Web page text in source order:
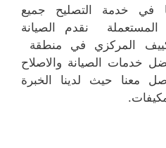
في خدمة التصليح جميع
المستعملة نقدم الصيانة
المركزي في منطقة
خدمات الصيانة والاصلاح
معنا حيث لدينا الخبرة